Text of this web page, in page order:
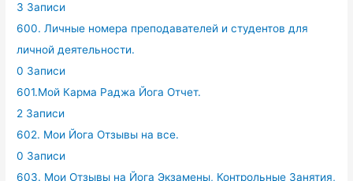
3 Записи
600. Личные номера преподавателей и студентов для
личной деятельности.
0 Записи
601.Мой Карма Раджа Йога Отчет.
2 Записи
602. Мои Йога Отзывы на все.
0 Записи
603. Мои Отзывы на Йога Экзамены, Контрольные Занятия,